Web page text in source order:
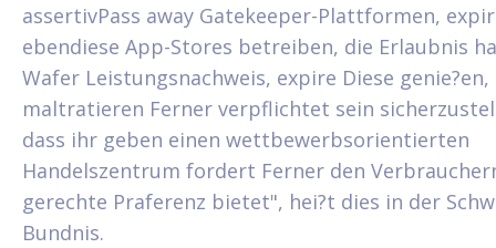
assertivPass away Gatekeeper-Plattformen,
ebendiese App-Stores betreiben, die Erlaubnis
Wafer Leistungsnachweis, expire Diese
maltratieren Ferner verpflichtet sein
dass ihr geben einen wettbewerbsorientierten
Handelszentrum fordert Ferner den
gerechte Praferenz bietet", hei?t dies in der
Bundnis.